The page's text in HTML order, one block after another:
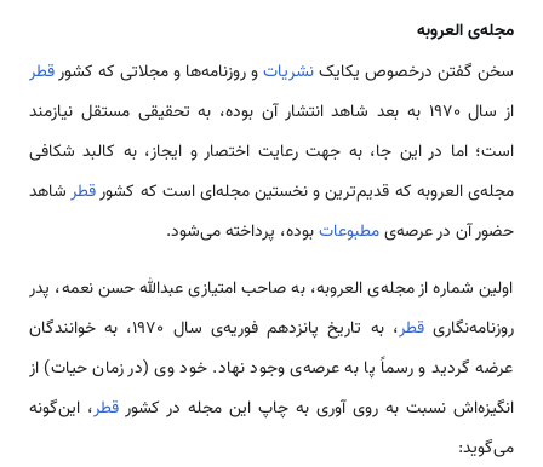
مجله‌ی العروبه
سخن گفتن درخصوص یکایکنشریاتو روزنامه‌ها و مجلاتی که کشورقطر
از سال 1970 به بعد شاهد انتشار آن بوده، به تحقیقی مستقل نیازمند
است؛ اما در این جا، به جهت رعایت اختصار و ایجاز، به کالبد شکافی
مجله‌ی العروبه که قدیم‌ترین و نخستین مجله‌ای است که کشورقطرشاهد
حضور آن در عرصه‌یمطبوعاتبوده، پرداخته‌ می‌شود.
اولین شماره از مجله‌ی العروبه، به صاحب امتیازی عبدالله حسن نعمه، پدر
روزنامه‌نگاریقطر
، به تاریخ پانزدهم فوریه‌ی سال 1970، به خوانندگان
عرضه گردید و رسماً پا به عرصه‌ی وجود نهاد. خود وی (در زمان حیات) از
انگیزه‌اش نسبت به روی آوری به چاپ این مجله در کشور قطر، این‌گونه
می‌گوید: